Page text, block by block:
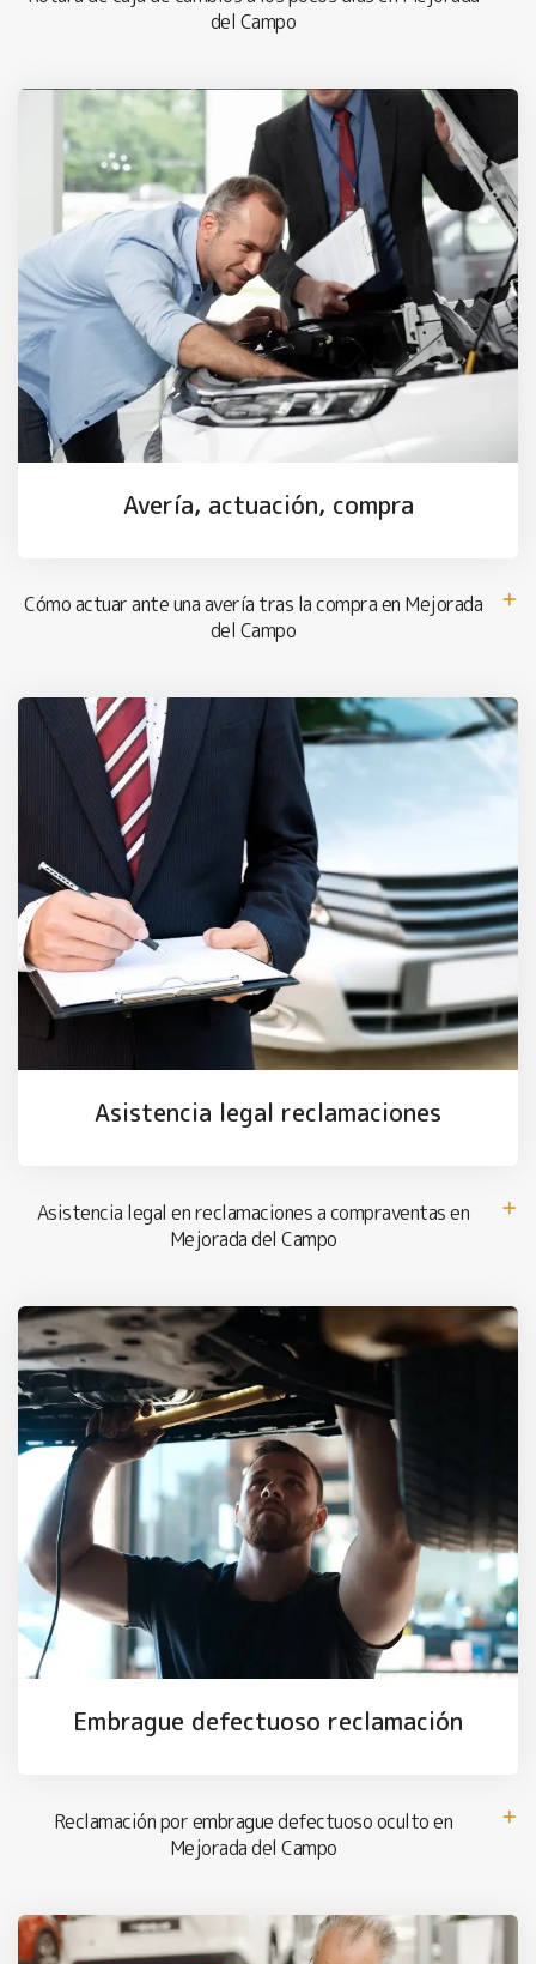
del Campo
Avería, actuación, compra
Cómo actuar ante una avería tras la compra en Mejorada
del Campo
Asistencia legal reclamaciones
Asistencia legal en reclamaciones a compraventas en
Mejorada del Campo
Embrague defectuoso reclamación
Reclamación por embrague defectuoso oculto en
Mejorada del Campo